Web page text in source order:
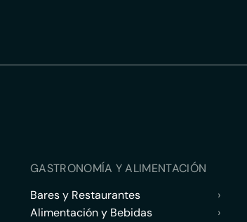
GASTRONOMÍA Y ALIMENTACIÓN
Bares y Restaurantes
›
Alimentación y Bebidas
›